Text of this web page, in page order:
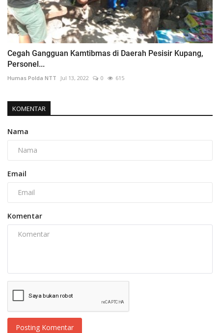
Cegah Gangguan Kamtibmas di Daerah Pesisir Kupang,
Personel...
Humas Polda NTT Jul 13, 2022 0 615
KOMENTAR
Nama
Email
Komentar
Posting Komentar